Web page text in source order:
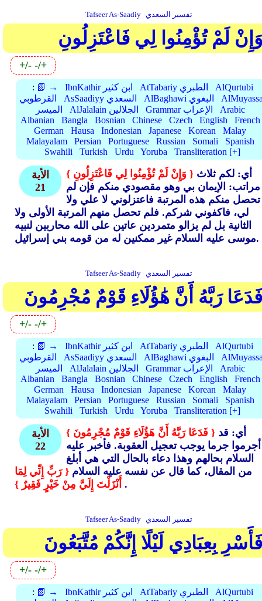
Tafseer As-Saadiy تفسير السعدي
لَمْ تُؤْمِنُوا لِي فَاعْتَزِلُونِ
+/--/+
: 📗 → IbnKathir ابن كثير AtTabariy الطبري
AlQurtubi
القرطوبي
AsSaadiyy السعدي AlBaghawi البغوي
الميسر
AlJalalain الجلالين Grammar الإعراب
Arabic
Albanian
Bangla Bosnian Chinese Czech English
French
German
Hausa Indonesian Japanese Korean
Malay
Malayalam
Persian Portuguese Russian Somali
Spanish
Swahili
Turkish Urdu Yoruba Transliteration [+]
الأية
21
{ وَإِنْ لَمْ تُؤْمِنُوا لِي فَاعْتَزِلُونِ }أي: لكم ثلاث
مراتب: الإيمان بي وهو مقصودي منكم فإن لم
تحصل منكم هذه المرتبة فاعتزلوني لا علي ولا
لي، فاكفوني شركم. فلم تحصل منهم المرتبة الأولى ولا
الثانية بل لم يزالو متمردين عاتين على الله محاربين لنبيه
موسى عليه السلام غير ممكنين له من قومه بني إسرائيل.
Tafseer As-Saadiy تفسير السعدي
رَبَّهُ أَنَّ هَٰؤُلَاءِ قَوْمٌ مُجْرِمُونَ
+/--/+
: 📗 → IbnKathir ابن كثير AtTabariy الطبري
AlQurtubi
القرطوبي
AsSaadiyy السعدي AlBaghawi البغوي
الميسر
AlJalalain الجلالين Grammar الإعراب
Arabic
Albanian
Bangla Bosnian Chinese Czech English
French
German
Hausa Indonesian Japanese Korean
Malay
Malayalam
Persian Portuguese Russian Somali
Spanish
Swahili
Turkish Urdu Yoruba Transliteration [+]
الأية
22
{ فَدَعَا رَبَّهُ أَنَّ هَؤُلَاءِ قَوْمٌ مُجْرِمُونَ }أي: قد
أجرموا جرما يوجب تعجيل العقوبة. فأخبر عليه
السلام بحالهم وهذا دعاء بالحال التي هي أبلغ
من المقال، كما قال عن نفسه عليه السلام{ رَبِّ إِنِّي لِمَا
أَنْزَلْتَ إِلَيَّ مِنْ خَيْرٍ فَقِيرٌ } .
Tafseer As-Saadiy تفسير السعدي
بِعِبَادِي لَيْلًا إِنَّكُمْ مُتَّبَعُونَ
+/--/+
: 📗 → IbnKathir ابن كثير AtTabariy الطبري
AlQurtubi